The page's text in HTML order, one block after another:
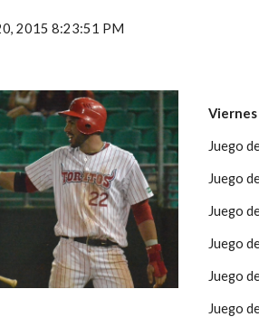
2015 8:23:51 PM
Juego
Juego
Juego
Juego
Juego
Juego